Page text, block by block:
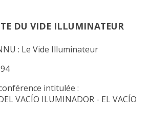
DU VIDE ILLUMINATEUR
: Le Vide Illuminateur
intitulée :
VACÍO ILUMINADOR - EL VACÍO